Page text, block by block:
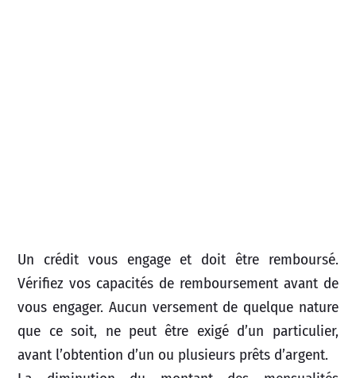
Un crédit vous engage et doit être remboursé.
Vérifiez vos capacités de remboursement avant de
vous engager. Aucun versement de quelque nature
que ce soit, ne peut être exigé d’un particulier,
avant l’obtention d’un ou plusieurs prêts d’argent.